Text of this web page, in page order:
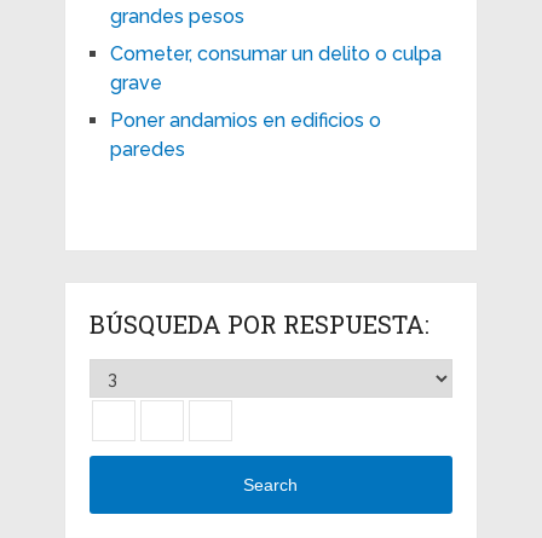
grandes pesos
Cometer, consumar un delito o culpa
grave
Poner andamios en edificios o
paredes
BÚSQUEDA POR RESPUESTA:
Search